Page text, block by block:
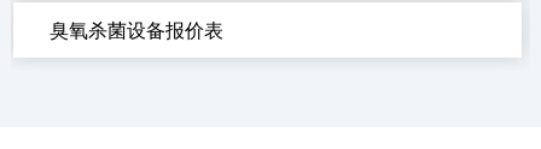
臭氧杀菌设备报价表